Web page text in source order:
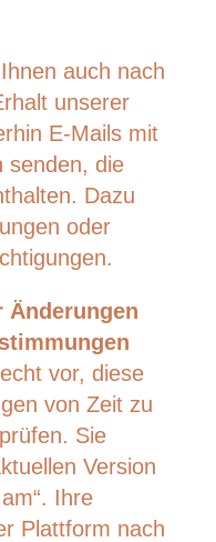
auch nach
unserer
E-Mails mit
senden, die
Dazu
oder
Änderungen
vor, diese
von Zeit zu
Sie
Version
Ihre
Plattform nach